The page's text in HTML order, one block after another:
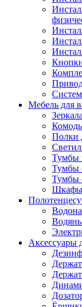
Мебель для
Полки
Тумбы
Тумбы
Тумбы
Аксессуары